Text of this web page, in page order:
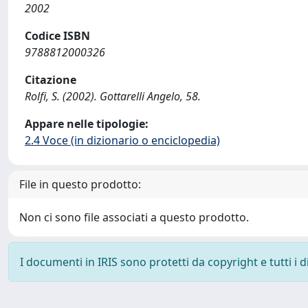
2002
Codice ISBN
9788812000326
Citazione
Rolfi, S. (2002). Gottarelli Angelo, 58.
Appare nelle tipologie:
2.4 Voce (in dizionario o enciclopedia)
File in questo prodotto:
Non ci sono file associati a questo prodotto.
I documenti in IRIS sono protetti da copyright e tutti i